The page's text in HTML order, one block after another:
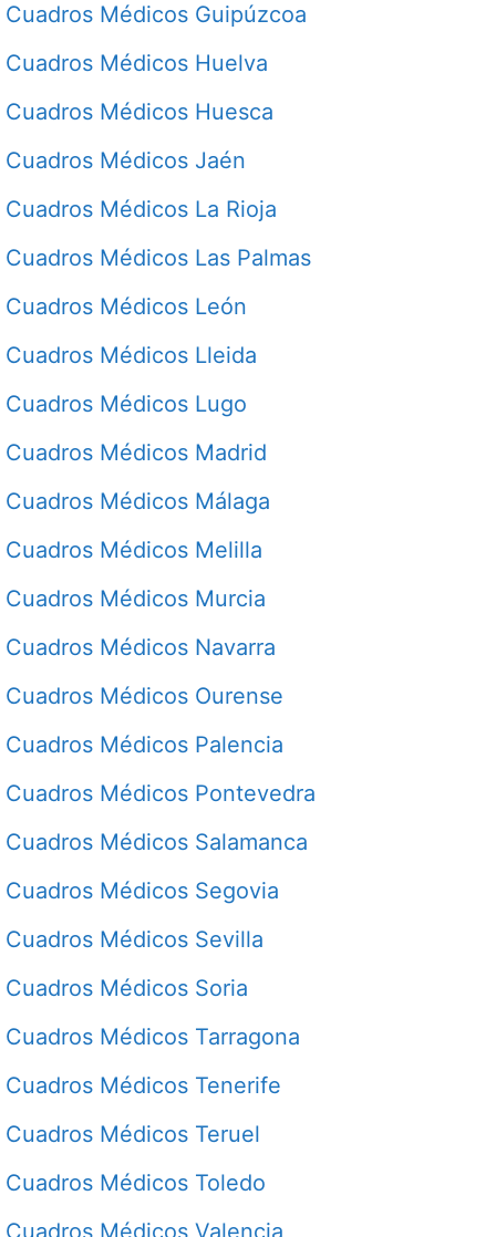
Cuadros Médicos Guipúzcoa
Cuadros Médicos Huelva
Cuadros Médicos Huesca
Cuadros Médicos Jaén
Cuadros Médicos La Rioja
Cuadros Médicos Las Palmas
Cuadros Médicos León
Cuadros Médicos Lleida
Cuadros Médicos Lugo
Cuadros Médicos Madrid
Cuadros Médicos Málaga
Cuadros Médicos Melilla
Cuadros Médicos Murcia
Cuadros Médicos Navarra
Cuadros Médicos Ourense
Cuadros Médicos Palencia
Cuadros Médicos Pontevedra
Cuadros Médicos Salamanca
Cuadros Médicos Segovia
Cuadros Médicos Sevilla
Cuadros Médicos Soria
Cuadros Médicos Tarragona
Cuadros Médicos Tenerife
Cuadros Médicos Teruel
Cuadros Médicos Toledo
Cuadros Médicos Valencia